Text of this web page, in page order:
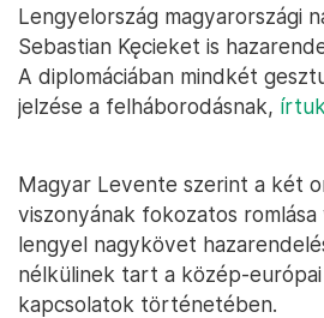
Lengyelország magyarországi
Sebastian Kęcieket is
A diplomáciában mindkét
jelzése a felháborodásnak,
Magyar Levente szerint a két
viszonyának fokozatos
lengyel nagykövet
nélkülinek tart a közép-
kapcsolatok történetében.